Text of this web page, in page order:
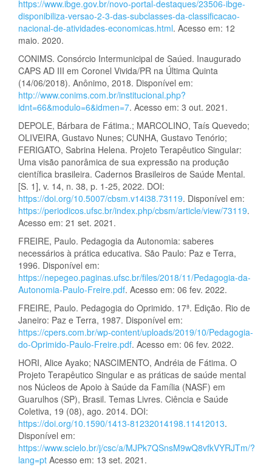
https://www.ibge.gov.br/novo-portal-destaques/23506-ibge-
disponibiliza-versao-2-3-das-subclasses-da-classificacao-
nacional-de-atividades-economicas.html. Acesso em: 12
maio. 2020.
CONIMS. Consórcio Intermunicipal de Saúed. Inaugurado
CAPS AD III em Coronel Vivida/PR na Última Quinta
(14/06/2018). Anônimo, 2018. Disponível em:
http://www.conims.com.br/institucional.php?
idnt=66&modulo=6&idmen=7. Acesso em: 3 out. 2021.
DEPOLE, Bárbara de Fátima.; MARCOLINO, Taís Quevedo;
OLIVEIRA, Gustavo Nunes; CUNHA, Gustavo Tenório;
FERIGATO, Sabrina Helena. Projeto Terapêutico Singular:
Uma visão panorâmica de sua expressão na produção
científica brasileira. Cadernos Brasileiros de Saúde Mental.
[S. 1], v. 14, n. 38, p. 1-25, 2022. DOI:
https://doi.org/10.5007/cbsm.v14i38.73119. Disponível em:
https://periodicos.ufsc.br/index.php/cbsm/article/view/73119.
Acesso em: 21 set. 2021.
FREIRE, Paulo. Pedagogia da Autonomia: saberes
necessários à prática educativa. São Paulo: Paz e Terra,
1996. Disponível em:
https://nepegeo.paginas.ufsc.br/files/2018/11/Pedagogia-da-
Autonomia-Paulo-Freire.pdf. Acesso em: 06 fev. 2022.
FREIRE, Paulo. Pedagogia do Oprimido. 17ª. Edição. Rio de
Janeiro: Paz e Terra, 1987. Disponível em:
https://cpers.com.br/wp-content/uploads/2019/10/Pedagogia-
do-Oprimido-Paulo-Freire.pdf. Acesso em: 06 fev. 2022.
HORI, Alice Ayako; NASCIMENTO, Andréia de Fátima. O
Projeto Terapêutico Singular e as práticas de saúde mental
nos Núcleos de Apoio à Saúde da Família (NASF) em
Guarulhos (SP), Brasil. Temas Livres. Ciência e Saúde
Coletiva, 19 (08), ago. 2014. DOI:
https://doi.org/10.1590/1413-81232014198.11412013.
Disponível em:
https://www.scielo.br/j/csc/a/MJPk7QSnsM9wQ8vfkVYRJTm/?
lang=pt Acesso em: 13 set. 2021.